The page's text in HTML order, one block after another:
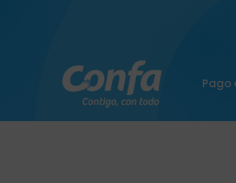
Pago